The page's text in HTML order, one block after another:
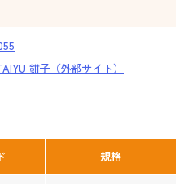
鉗子（外部サイト）
規格